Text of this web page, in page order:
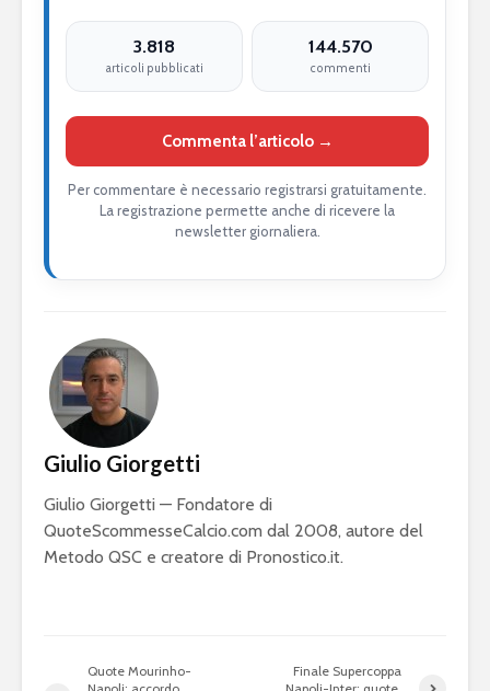
3.818
articoli pubblicati
144.570
commenti
Commenta l’articolo →
Per commentare è necessario registrarsi gratuitamente.
La registrazione permette anche di ricevere la
newsletter giornaliera.
Giulio Giorgetti
Giulio Giorgetti — Fondatore di
QuoteScommesseCalcio.com dal 2008, autore del
Metodo QSC e creatore di Pronostico.it.
Quote Mourinho-
Finale Supercoppa